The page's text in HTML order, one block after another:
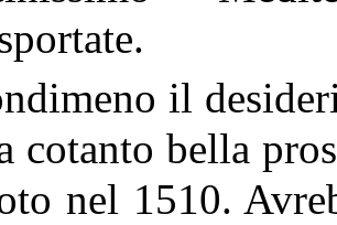
il
cotanto bella
nel 1510.